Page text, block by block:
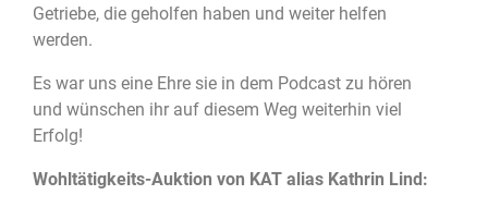
Getriebe, die geholfen haben und weiter helfen
werden.
Es war uns eine Ehre sie in dem Podcast zu hören
und wünschen ihr auf diesem Weg weiterhin viel
Erfolg!
Wohltätigkeits-Auktion von KAT alias Kathrin Lind: